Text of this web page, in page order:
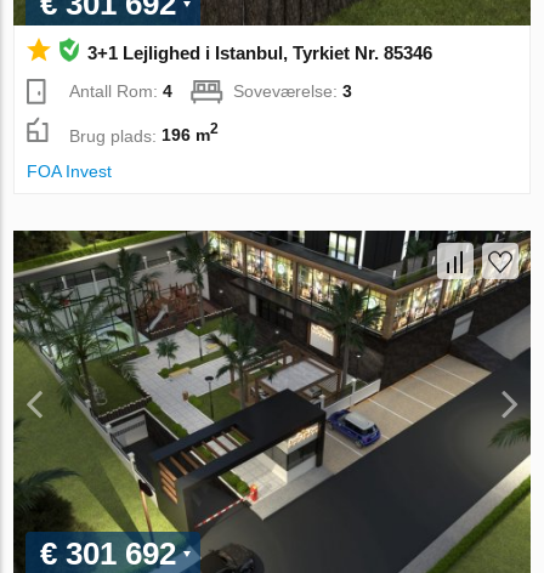
3+1 Lejlighed i Istanbul, Tyrkiet Nr. 85346
Antall Rom:4 Soveværelse:3
Brug plads:196 m2
FOA Invest
€ 301 692